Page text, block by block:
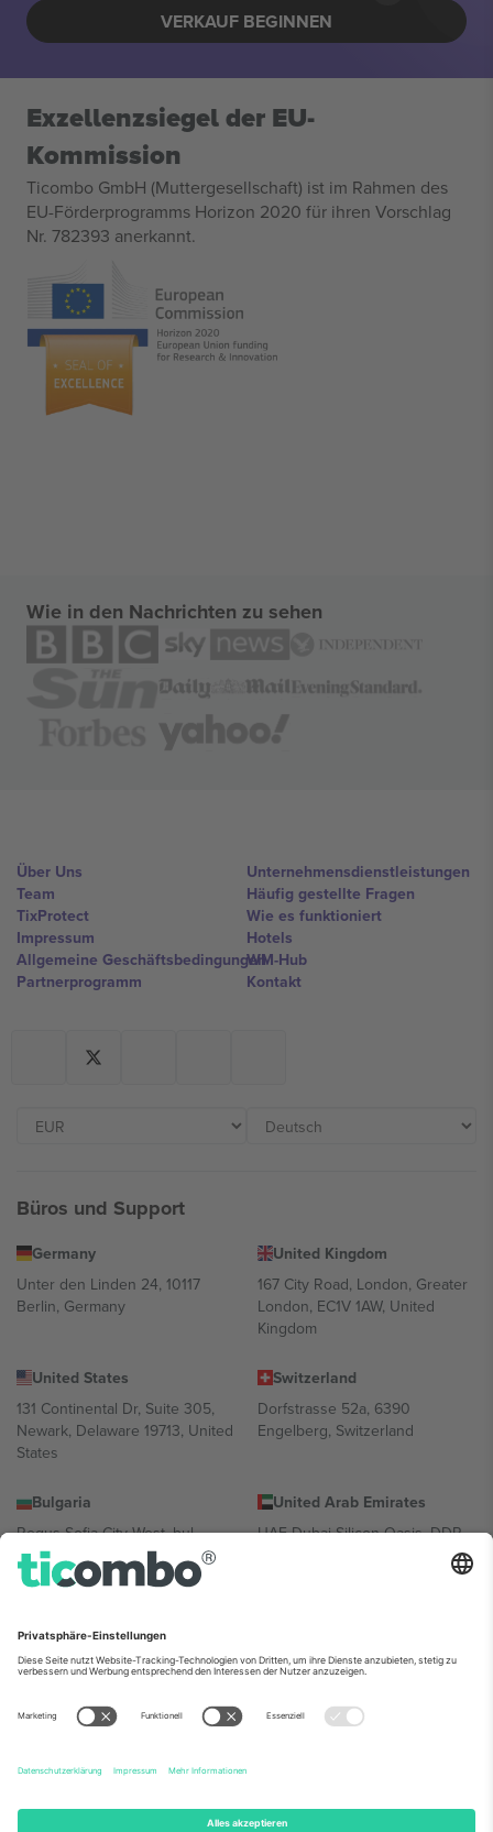
VERKAUF BEGINNEN
Exzellenzsiegel der EU-
Kommission
Ticombo GmbH (Muttergesellschaft) ist im Rahmen des
EU-Förderprogramms Horizon 2020 für ihren Vorschlag
Nr. 782393 anerkannt.
Wie in den Nachrichten zu sehen
Über Uns
Team
TixProtect
Impressum
Allgemeine Geschäftsbedingungen
Partnerprogramm
Unternehmensdienstleistungen
Häufig gestellte Fragen
Wie es funktioniert
Hotels
WM-Hub
Kontakt
Büros und Support
Germany
Unter den Linden 24, 10117
Berlin, Germany
United Kingdom
167 City Road, London, Greater
London, EC1V 1AW, United
Kingdom
United States
131 Continental Dr, Suite 305,
Newark, Delaware 19713, United
States
Switzerland
Dorfstrasse 52a, 6390
Engelberg, Switzerland
Bulgaria
Regus Sofia City West, bul
Totleben 53-55, 1606 Sofia,
Bulgaria
United Arab Emirates
UAE Dubai Silicon Oasis, DDP
Building A1, Office 302, Dubai,
Mexico
Av Chapultepec 360, Roma
Norte, Cuauhtémoc, 06700
Ciudad de México, CDMX,
Mexico
Die juristische Person des Plattformanbieters kann je nach
Informationen finden Sie auf der jeweiligen Veranstaltungsseite, im